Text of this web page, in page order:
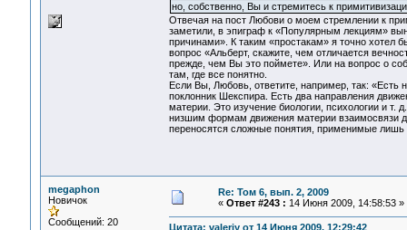
но, собственно, Вы и стремитесь к
Отвечая на пост Любови о моем стремлении к
заметили, в эпиграф к «Популярным лекциям»
причинами». К таким «простакам» я точно
вопрос «Альберт, скажите, чем отличается
прежде, чем Вы это поймете». Или на вопрос о
там, где все понятно.
Если Вы, Любовь, ответите, например, так:
поклонник Шекспира. Есть два направления
материи. Это изучение биологии, психологии и
низшим формам движения материи взаимосвязи
переносятся сложные понятия, применимые
megaphon
Новичок
Сообщений: 20
Re: Том 6, вып. 2, 2009
« Ответ #243 : 14 Июня 2009, 14:58:53 »
Цитата: valeriy от 14 Июня 2009, 12:29:42